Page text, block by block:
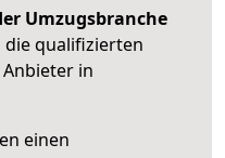
Umzugsbranche
qualifizierten
in
einen